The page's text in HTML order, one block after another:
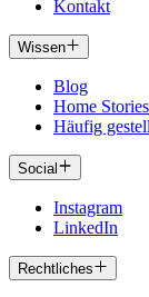
Kontakt
Wissen
Blog
Home Stories
Häufig
Social
Instagram
LinkedIn
Rechtliches